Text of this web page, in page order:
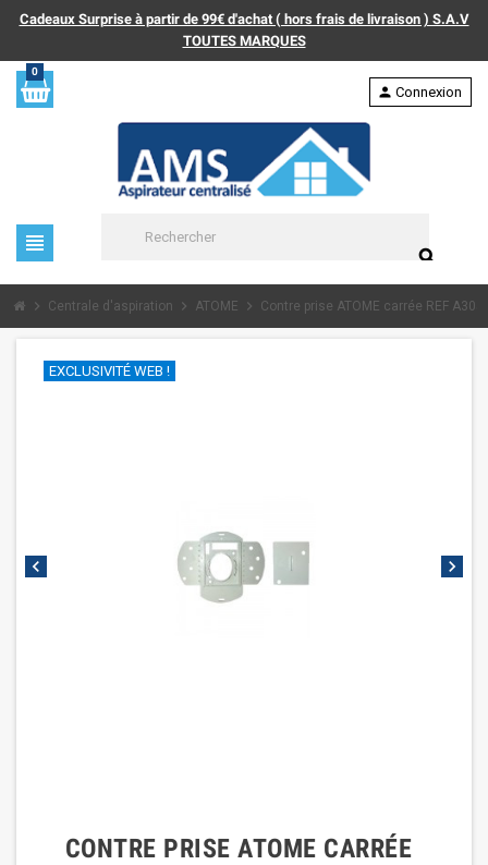
Cadeaux Surprise à partir de 99€ d'achat ( hors frais de livraison ) S.A.V
TOUTES MARQUES
0
view_headline
search
person Connexion
chevron_right Centrale d'aspiration chevron_right ATOME chevron_right Contre prise ATOME carrée REF
chevron_left chevron_right
EXCLUSIVITÉ WEB !
CONTRE PRISE ATOME CARRÉE